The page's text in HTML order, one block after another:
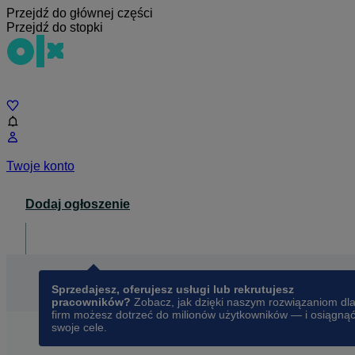
Przejdź do głównej części
Przejdź do stopki
Twoje konto
Dodaj ogłoszenie
Sprzedajesz, oferujesz usługi lub rekrutujesz
pracowników? Zobacz, jak dzięki naszym rozwiązaniom dla
firm możesz dotrzeć do milionów użytkowników — i osiągnąć
swoje cele.